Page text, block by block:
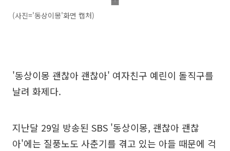
(사진='동상이몽'화면 캡처)
'동상이몽 괜찮아 괜찮아' 여자친구 예린이 돌직구를
날려 화제다.
지난달 29일 방송된 SBS '동상이몽, 괜찮아 괜찮
아'에는 질풍노도 사춘기를 겪고 있는 아들 때문에 걱